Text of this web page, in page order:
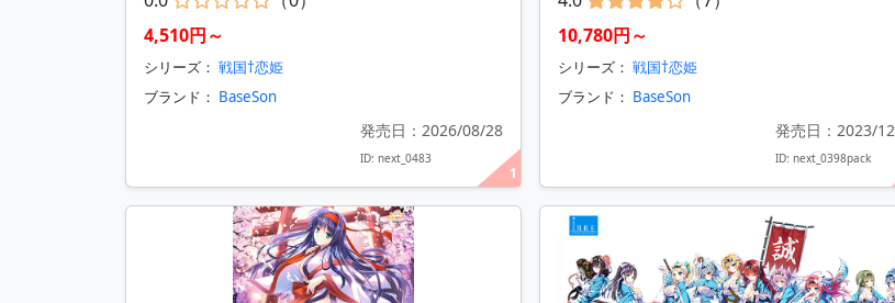
1
4,510円～
シリーズ： 戦国†恋姫
ブランド： BaseSon
発売日：2026/08/28
ID: next_0483
10,780円～
シリーズ：戦国†恋姫
ブランド： BaseSon
発売日：2023/
ID: next_0398pack